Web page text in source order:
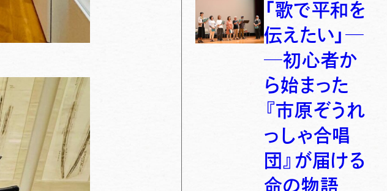
「歌で平和を
伝えたい」─
─初心者か
ら始まった
『市原ぞうれ
っしゃ合唱
団』が届ける
命の物語